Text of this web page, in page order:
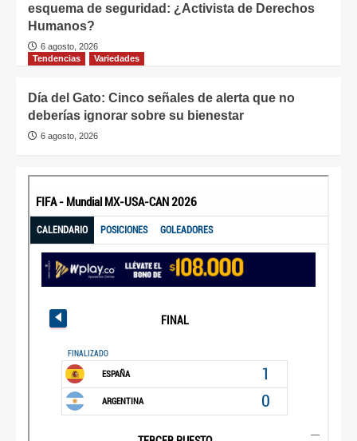
esquema de seguridad: ¿Activista de Derechos
Humanos?
6 agosto, 2026
Tendencias
Variedades
Día del Gato: Cinco señales de alerta que no
deberías ignorar sobre su bienestar
6 agosto, 2026